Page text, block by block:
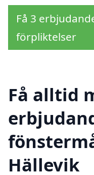
Få 3
förpliktelser
Få alltid
Hällevik